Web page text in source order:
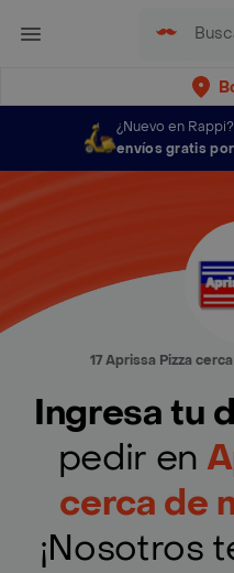
¿Nuevo en Rappi?
envíos gratis
17 Aprissa Pizza
Ingresa tu
pedir en
cerca de
¡Nosotros